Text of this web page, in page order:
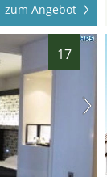
zum Angebot
17